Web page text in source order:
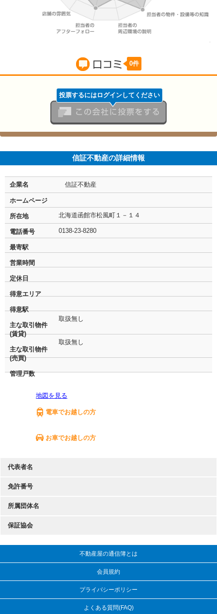
口コミ
0件
投票するにはログインしてください
信証不動産の詳細情報
企業名 信証不動産
ホームページ
所在地 北海道函館市松風町１－１４
電話番号 0138-23-8280
最寄駅
営業時間
定休日
得意エリア
得意駅
主な取引物件
(賃貸)
取扱無し
主な取引物件
(売買)
取扱無し
管理戸数
地図を見る
電車でお越しの方
お車でお越しの方
代表者名
免許番号
所属団体名
保証協会
不動産屋の通信簿とは
会員規約
プライバシーポリシー
よくある質問(FAQ)